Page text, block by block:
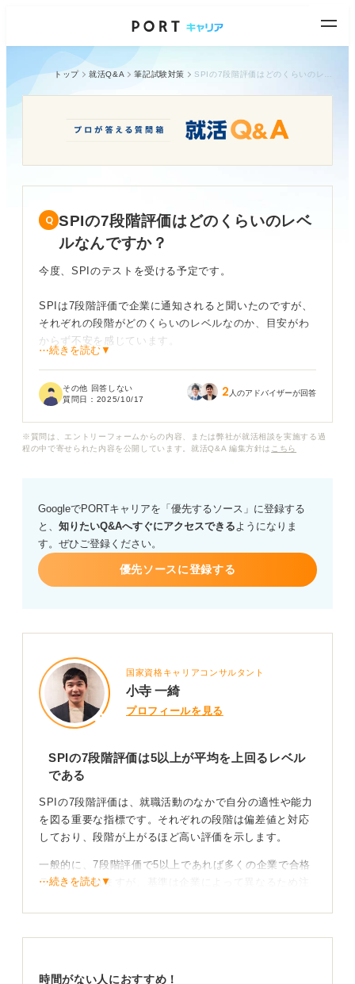
トップ 就活Q&A 筆記試験対策
SPIの7段階評価はどのくらいのレベ
ルなんですか？
今度、SPIのテストを受ける予定です。
SPIは7段階評価で企業に通知されると聞いたのですが、
それぞれの段階がどのくらいのレベルなのか、目安がわ
からず不安を感じています。
に通過するためにはどのレベルを目指せば良いのかな
自分の実力を客観的に把握して、本番までにどこまで対
⋯続きを読む▼
その他 回答しない
質問日： 2025/10/17 2 人のアドバイザーが回答
※質問は、エントリーフォームからの内容、または弊社が就活相談を実施する過
程の中で寄せられた内容を公開しています。就活Q&A 編集方針は こちら
GoogleでPORTキャリアを「優先するソース」に登録する
と、 知りたいQ&Aへすぐにアクセスできるようになりま
す。ぜひご登録ください。
優先ソースに登録する
国家資格キャリアコンサルタント
小寺 一綺
プロフィールを見る
SPIの7段階評価は5以上が平均を上回るレベル
である
SPIの7段階評価は、就職活動のなかで自分の適性や能力
を図る重要な指標です。それぞれの段階は偏差値と対応
しており、段階が上がるほど高い評価を示します。
一般的に、7段階評価で5以上であれば多くの企業で合格
ラインとされますが、基準は企業によって異なるため注
とが多いでしょう。
⋯続きを読む▼
時間がない人におすすめ！